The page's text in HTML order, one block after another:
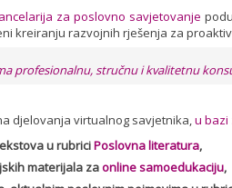
za poslovno savjetovanje
kreiranju razvojnih rješenja za
profesionalnu, stručnu i kvalitetnu
djelovanja virtualnog savjetnika,u bazi
u rubriciPoslovna literatura,
materijala zaonline samoedukaciju,